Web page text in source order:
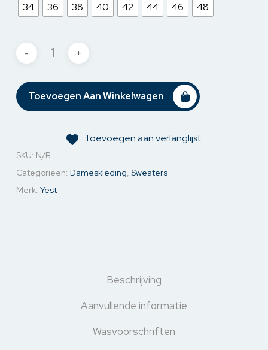
34
36 38 40 42 44 46 48
Toevoegen Aan Winkelwagen
Toevoegen aan verlanglijst
SKU: N/B
Categorieën: Dameskleding, Sweaters
Merk: Yest
Beschrijving
Aanvullende informatie
Wasvoorschriften